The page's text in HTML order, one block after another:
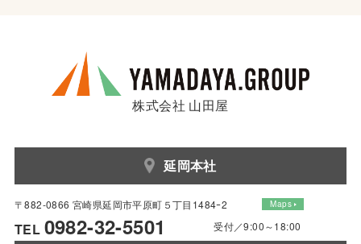
株式会社 山田屋
延岡本社
〒882-0866 宮崎県延岡市平原町５丁目1484ｰ2 Maps
TEL 0982-32-5501 受付／9:00～18:00